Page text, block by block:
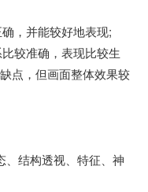
，并能较好地表现;
较准确，表现比较生
点，但画面整体效果较
、结构透视、特征、神